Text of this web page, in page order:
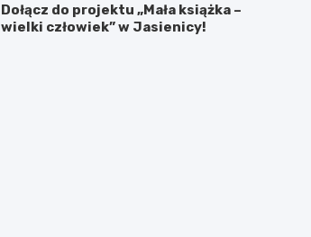
Dołącz do projektu „Mała książka –
wielki człowiek” w Jasienicy!